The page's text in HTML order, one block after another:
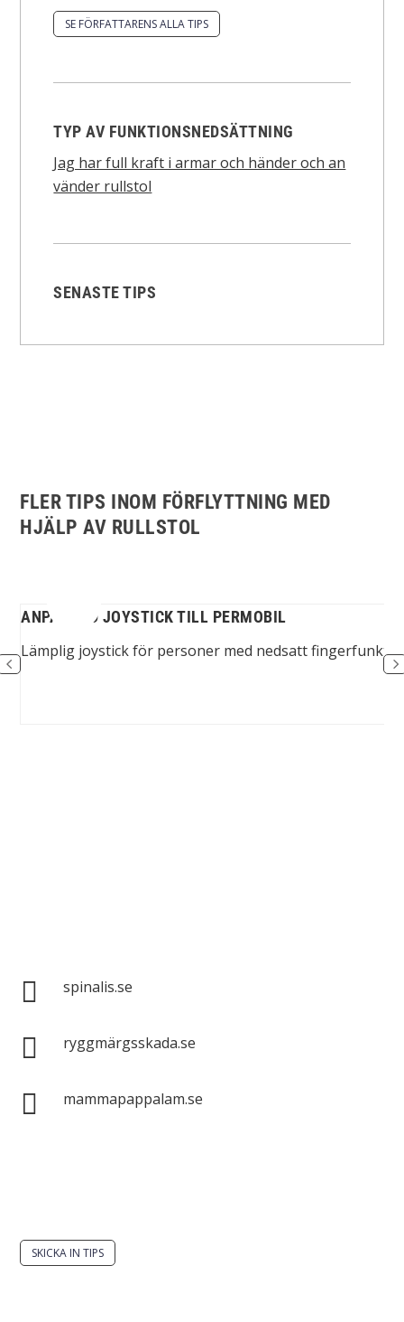
SE FÖRFATTARENS ALLA TIPS
TYP AV FUNKTIONSNEDSÄTTNING
Jag har full kraft i armar och händer och an
vänder rullstol
SENASTE TIPS
FLER TIPS INOM FÖRFLYTTNING MED
HJÄLP AV RULLSTOL
ANPASSAD JOYSTICK TILL PERMOBIL
Lämplig joystick för personer med nedsatt
 spinalis.se
 ryggmärgsskada.se
 mammapappalam.se
SKICKA IN TIPS